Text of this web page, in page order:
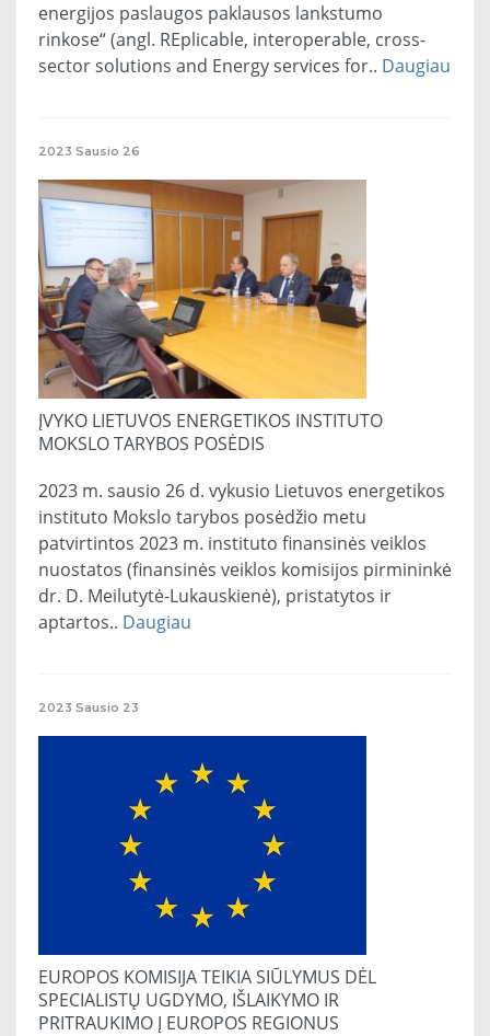
energijos paslaugos paklausos lankstumo
rinkose“ (angl. REplicable, interoperable, cross-
sector solutions and Energy services for.. Daugiau
2023 Sausio 26
ĮVYKO LIETUVOS ENERGETIKOS INSTITUTO
MOKSLO TARYBOS POSĖDIS
2023 m. sausio 26 d. vykusio Lietuvos energetikos
instituto Mokslo tarybos posėdžio metu
patvirtintos 2023 m. instituto finansinės veiklos
nuostatos (finansinės veiklos komisijos pirmininkė
dr. D. Meilutytė-Lukauskienė), pristatytos ir
aptartos.. Daugiau
2023 Sausio 23
EUROPOS KOMISIJA TEIKIA SIŪLYMUS DĖL
SPECIALISTŲ UGDYMO, IŠLAIKYMO IR
PRITRAUKIMO Į EUROPOS REGIONUS